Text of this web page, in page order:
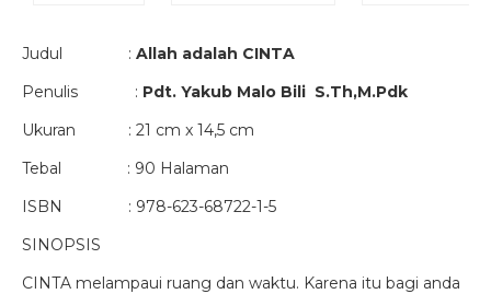
Judul : Allah adalah CINTA
Penulis : Pdt. Yakub Malo Bili S.Th,M.Pdk
Ukuran : 21 cm x 14,5 cm
Tebal : 90 Halaman
ISBN : 978-623-68722-1-5
SINOPSIS
CINTA melampaui ruang dan waktu. Karena itu bagi anda